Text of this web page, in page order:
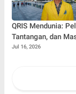
QRIS Mendunia:
Tantangan, dan
Depan Fintech
Jul 16, 2026